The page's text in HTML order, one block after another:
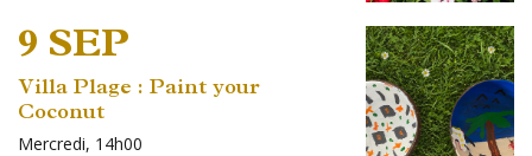
9 SEP
Villa Plage : Paint your
Coconut
Mercredi, 14h00